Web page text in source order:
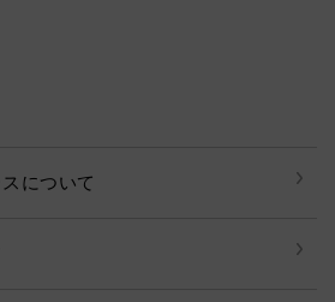
について